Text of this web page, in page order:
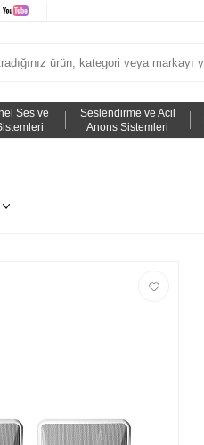
Ses ve
Seslendirme ve Acil
Anons Sistemleri